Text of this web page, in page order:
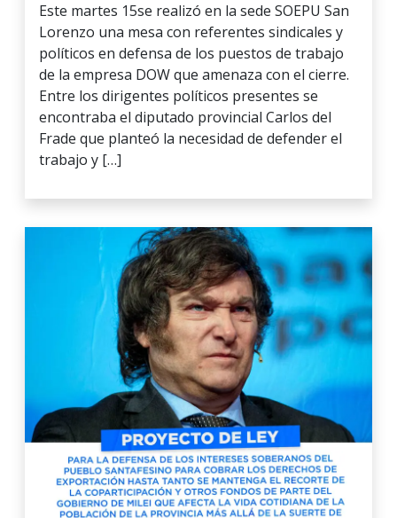
Este martes 15se realizó en la sede SOEPU San
Lorenzo una mesa con referentes sindicales y
políticos en defensa de los puestos de trabajo
de la empresa DOW que amenaza con el cierre.
Entre los dirigentes políticos presentes se
encontraba el diputado provincial Carlos del
Frade que planteó la necesidad de defender el
trabajo y […]